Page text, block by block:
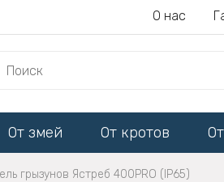
О нас
От змей От кротов
грызунов Ястреб 400PRO (IP65)